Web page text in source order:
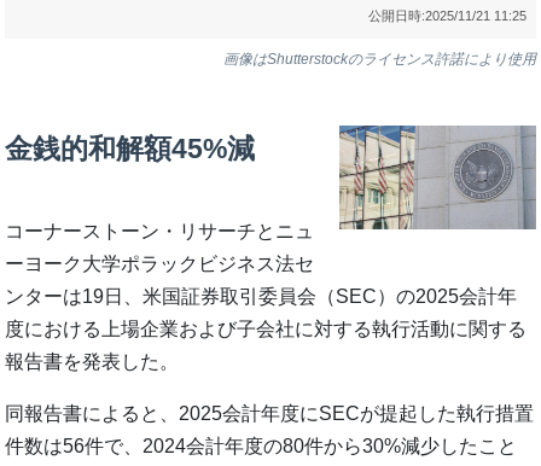
公開日時:2025/11/21 11:25
画像はShutterstockのライセンス許諾により使用
金銭的和解額45%減
コーナーストーン・リサーチとニュ
ーヨーク大学ポラックビジネス法セ
ンターは19日、米国証券取引委員会（SEC）の2025会計年
度における上場企業および子会社に対する執行活動に関する
報告書を発表した。
同報告書によると、2025会計年度にSECが提起した執行措置
件数は56件で、2024会計年度の80件から30%減少したこと